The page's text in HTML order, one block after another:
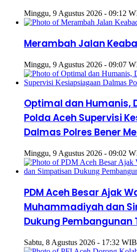
Minggu, 9 Agustus 2026 - 09:12
Merambah Jalan
Minggu, 9 Agustus 2026 - 09:07
Optimal dan Humanis,
Polda Aceh Supervisi
Dalmas Polres Bener
Minggu, 9 Agustus 2026 - 09:02
PDM Aceh Besar Ajak
Muhammadiyah dan
Dukung Pembangunan
Sabtu, 8 Agustus 2026 - 17:32 WIB